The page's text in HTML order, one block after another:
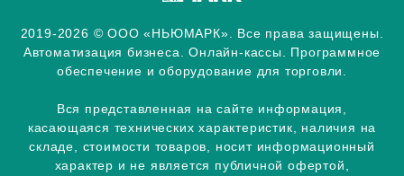
2019-2026 © ООО «НЬЮМАРК». Все права защищены.
Автоматизация бизнеса. Онлайн-кассы. Программное
обеспечение и оборудование для торговли.
Вся представленная на сайте информация,
касающаяся технических характеристик, наличия на
складе, стоимости товаров, носит информационный
характер и не является публичной офертой,